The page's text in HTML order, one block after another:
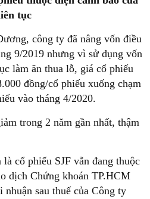
tục
công ty đã nâng vốn điều
9/2019 nhưng vì sử dụng vốn
làm ăn thua lỗ, giá cổ phiếu
đồng/cổ phiếu xuống chạm
vào tháng 4/2020.
trong 2 năm gần nhất, thậm
cổ phiếu SJF vẫn đang thuộc
dịch Chứng khoán TP.HCM
sau thuế của Công ty